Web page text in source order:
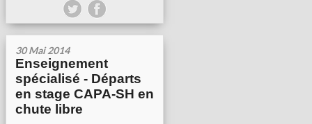
30 Mai 2014
Enseignement
spécialisé - Départs
en stage CAPA-SH en
chute libre